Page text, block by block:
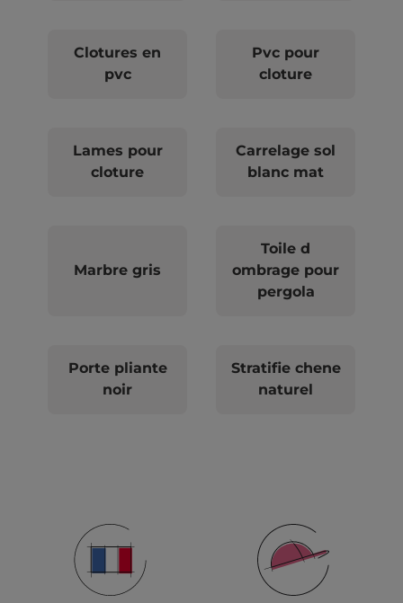
Clotures en
pvc
Pvc pour
cloture
Lames pour
cloture
Carrelage sol
blanc mat
Marbre gris
Toile d
ombrage pour
pergola
Porte pliante
noir
Stratifie chene
naturel